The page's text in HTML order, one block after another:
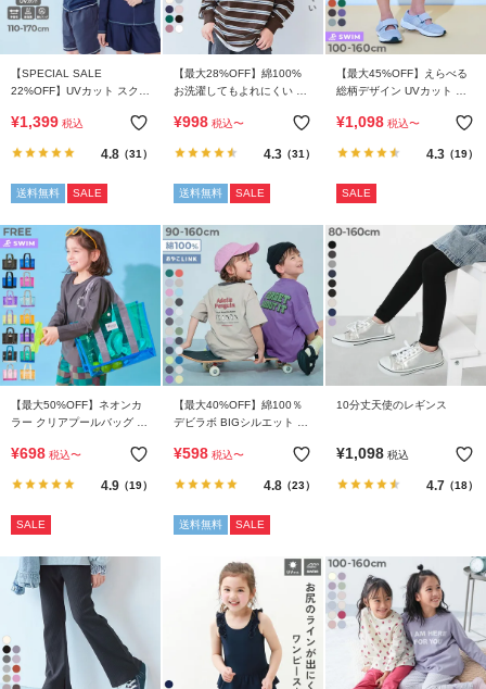
買
い
物
ガ
ド
よ
く
あ
る
ご
質
問
FOLLOW
【SPECIAL SALE
22%OFF】UVカット スクー
ード
¥1,399 税込
4.8（31）
送料無料 SALE
【最大28%OFF】綿100%
お洗濯してもよれにくい ビ
ダー 長袖Tシャツ
¥998 税込〜
4.3（31）
送料無料 SALE
【最大45%OFF】えらべる
総柄デザイン UVカット サ
¥1,098 税込〜
4.3（19）
SALE
【最大50%OFF】ネオンカ
ラー クリアプールバッグ ト
¥698 税込〜
4.9（19）
SALE
【最大40%OFF】綿100％
デビラボ BIGシルエット プ
¥598 税込〜
4.8（23）
送料無料 SALE
10分丈天使のレギンス
¥1,098 税込
4.7（18）